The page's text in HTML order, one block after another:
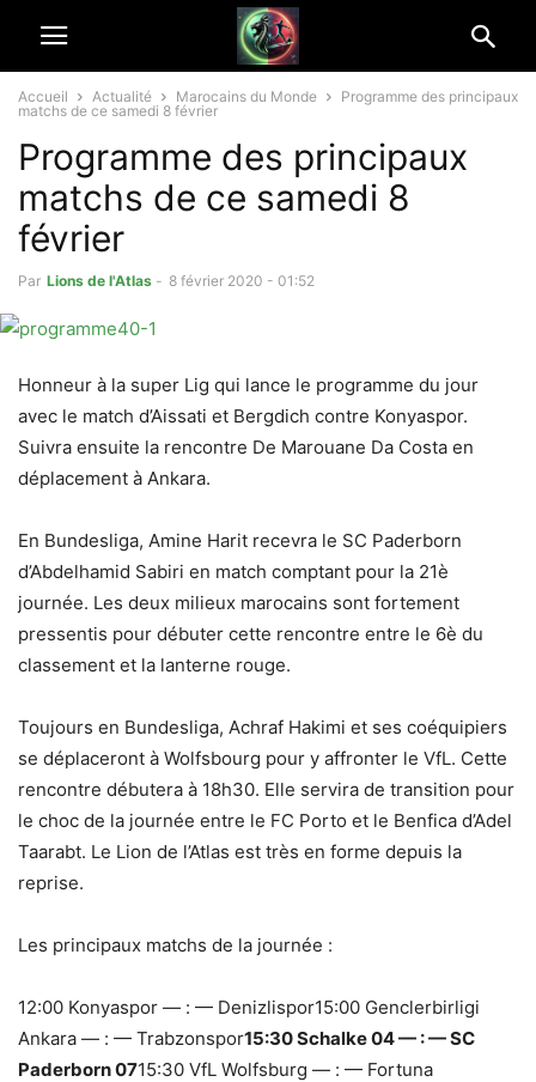
Accueil Actualité Marocains du Monde
Programme des principaux
matchs de ce samedi 8 février
Programme des principaux
matchs de ce samedi 8
février
Par Lions de l'Atlas - 8 février 2020 - 01:52
Honneur à la super Lig qui lance le programme du jour
avec le match d’Aissati et Bergdich contre Konyaspor.
Suivra ensuite la rencontre De Marouane Da Costa en
déplacement à Ankara.
En Bundesliga, Amine Harit recevra le SC Paderborn
d’Abdelhamid Sabiri en match comptant pour la 21è
journée. Les deux milieux marocains sont fortement
pressentis pour débuter cette rencontre entre le 6è du
classement et la lanterne rouge.
Toujours en Bundesliga, Achraf Hakimi et ses coéquipiers
se déplaceront à Wolfsbourg pour y affronter le VfL. Cette
rencontre débutera à 18h30. Elle servira de transition pour
le choc de la journée entre le FC Porto et le Benfica d’Adel
Taarabt. Le Lion de l’Atlas est très en forme depuis la
reprise.
Les principaux matchs de la journée :
12:00 Konyaspor — : — Denizlispor15:00 Genclerbirligi
Ankara — : — Trabzonspor15:30 Schalke 04 — : — SC
Paderborn 0715:30 VfL Wolfsburg — : — Fortuna